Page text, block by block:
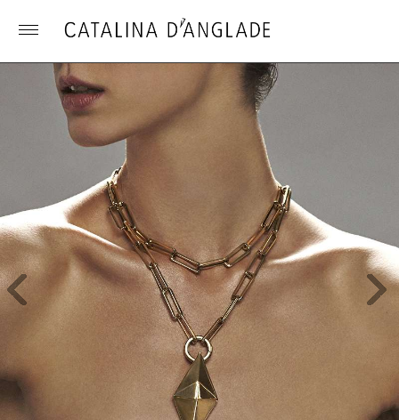
Toggle